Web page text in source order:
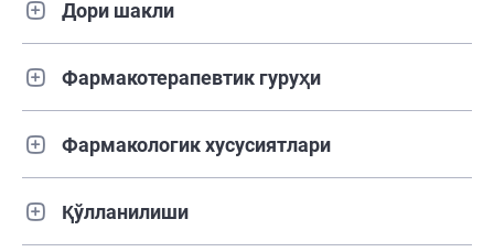
Дори шакли
Фармакотерапевтик гуруҳи
Фармакологик хусусиятлари
Қўлланилиши